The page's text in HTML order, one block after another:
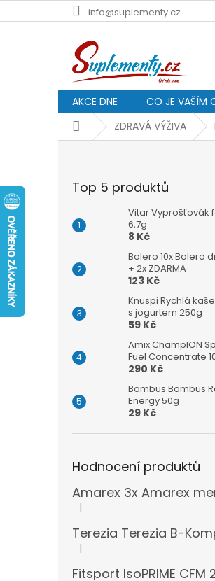
na
info@suplementy.cz
AKCE DNE CO JE VAŠÍM
DomůZDRAVÁ VÝŽIVA
Top 5 produktů
Vitar Vyprošťovák
6,7g
8 Kč
Bolero 10x Bolero
+ 2x ZDARMA
123 Kč
Knuspi Rychlá
s jogurtem 250g
59 Kč
Amix ChampION
Fuel Concentrate
290 Kč
Bombus Bombus
Energy 50g
29 Kč
Hodnocení produktů
Hodnocení produktu je 5 z 5
|
Hodnocení produktu je 5 z 5
|